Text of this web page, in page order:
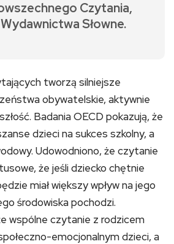
Czytania,
Słowne.
tworzą silniejsze
obywatelskie, aktywnie
Badania OECD pokazują, że
dzieci na sukces szkolny, a
Udowodniono, że czytanie
że jeśli dziecko chętnie
miał większy wpływ na jego
środowiska pochodzi.
wspólne czytanie z rodzicem
emocjonalnym dzieci, a